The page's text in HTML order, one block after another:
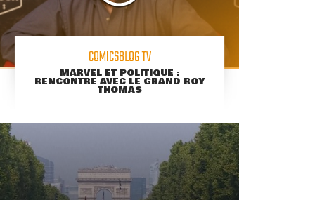
COMICSBLOG TV
MARVEL ET POLITIQUE :
RENCONTRE AVEC LE GRAND ROY
THOMAS